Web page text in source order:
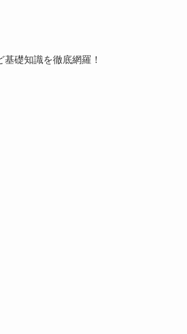
礎知識を徹底網羅！